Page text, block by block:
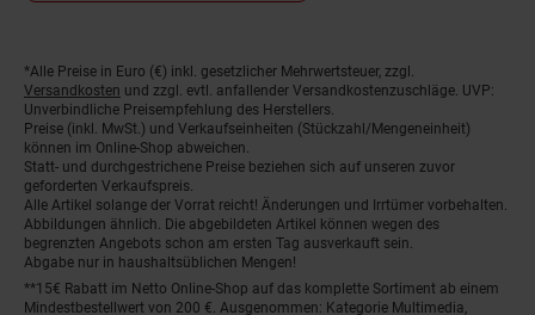
Fußnoten
*Alle Preise in Euro (€) inkl. gesetzlicher Mehrwertsteuer, zzgl.
Versandkosten und zzgl. evtl. anfallender Versandkostenzuschläge. UVP:
Unverbindliche Preisempfehlung des Herstellers.
Preise (inkl. MwSt.) und Verkaufseinheiten (Stückzahl/Mengeneinheit)
können im Online-Shop abweichen.
Statt- und durchgestrichene Preise beziehen sich auf unseren zuvor
geforderten Verkaufspreis.
Alle Artikel solange der Vorrat reicht! Änderungen und Irrtümer vorbehalten.
Abbildungen ähnlich. Die abgebildeten Artikel können wegen des
begrenzten Angebots schon am ersten Tag ausverkauft sein.
Abgabe nur in haushaltsüblichen Mengen!
**15€ Rabatt im Netto Online-Shop auf das komplette Sortiment ab einem
Mindestbestellwert von 200 €. Ausgenommen: Kategorie Multimedia,